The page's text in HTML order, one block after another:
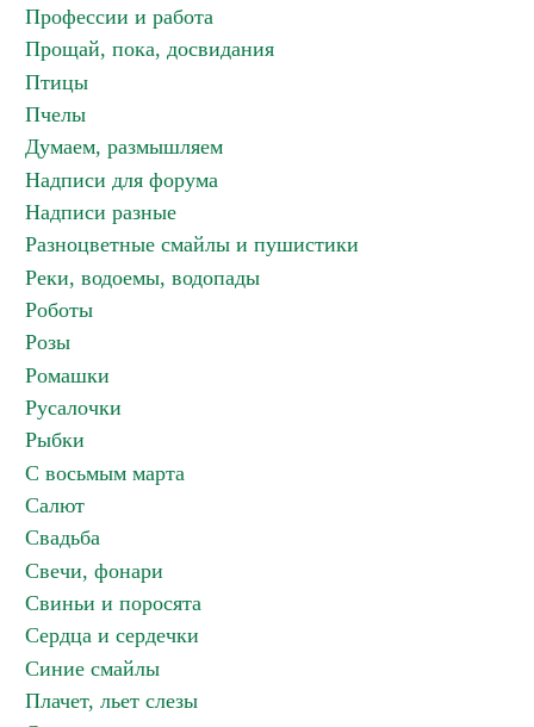
Профессии и работа
Прощай, пока, досвидания
Птицы
Пчелы
Думаем, размышляем
Надписи для форума
Надписи разные
Разноцветные смайлы и пушистики
Реки, водоемы, водопады
Роботы
Розы
Ромашки
Русалочки
Рыбки
С восьмым марта
Салют
Свадьба
Свечи, фонари
Свиньи и поросята
Сердца и сердечки
Синие смайлы
Плачет, льет слезы